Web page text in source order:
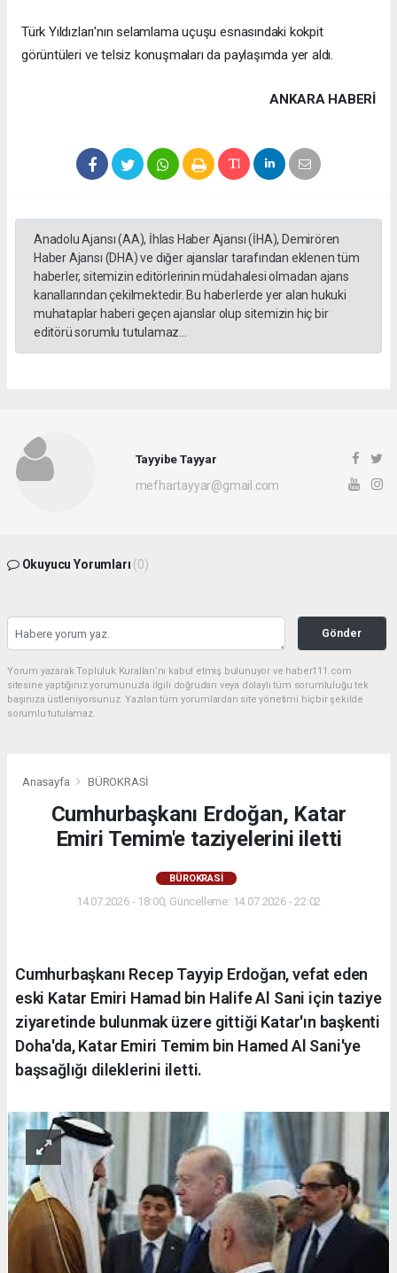
Türk Yıldızları'nın selamlama uçuşu esnasındaki kokpit
görüntüleri ve telsiz konuşmaları da paylaşımda yer aldı.
ANKARA HABERİ
Anadolu Ajansı (AA), İhlas Haber Ajansı (İHA), Demirören
Haber Ajansı (DHA) ve diğer ajanslar tarafından eklenen tüm
haberler, sitemizin editörlerinin müdahalesi olmadan ajans
kanallarından çekilmektedir. Bu haberlerde yer alan hukuki
muhataplar haberi geçen ajanslar olup sitemizin hiç bir
editörü sorumlu tutulamaz...
Tayyibe Tayyar
mefhartayyar@gmail.com
Okuyucu Yorumları (0)
Gönder
Yorum yazarak Topluluk Kuralları’nı kabul etmiş bulunuyor ve haber111.com
sitesine yaptığınız yorumunuzla ilgili doğrudan veya dolaylı tüm sorumluluğu tek
başınıza üstleniyorsunuz. Yazılan tüm yorumlardan site yönetimi hiçbir şekilde
sorumlu tutulamaz.
Anasayfa BÜROKRASİ
Cumhurbaşkanı Erdoğan, Katar
Emiri Temim'e taziyelerini iletti
BÜROKRASİ
14.07.2026 - 18:00, Güncelleme: 14.07.2026 - 22:02
Cumhurbaşkanı Recep Tayyip Erdoğan, vefat eden
eski Katar Emiri Hamad bin Halife Al Sani için taziye
ziyaretinde bulunmak üzere gittiği Katar'ın başkenti
Doha'da, Katar Emiri Temim bin Hamed Al Sani'ye
başsağlığı dileklerini iletti.